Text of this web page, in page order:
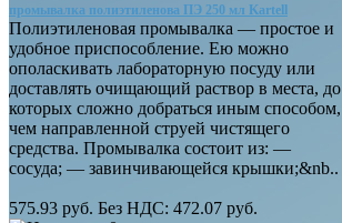
промывалка полиэтиленова ПЭ 250 мл Kartell
Полиэтиленовая промывалка — простое и
удобное приспособление. Ею можно
ополаскивать лабораторную посуду или
доставлять очищающий раствор в места, до
которых сложно добраться иным способом,
чем направленной струей чистящего
средства. Промывалка состоит из: —
сосуда; — завинчивающейся крышки;&nb..
575.93 руб. Без НДС: 472.07 руб.